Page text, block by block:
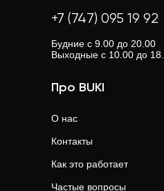
+7 (747) 095 19 92
Будние с 9.00 до 20.00
Выходные с 10.00 до
Про BUKI
О нас
Контакты
Как это работает
Частые вопросы